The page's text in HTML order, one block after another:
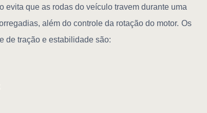
evita que as rodas do veículo travem durante uma
além do controle da rotação do motor. Os
de tração e estabilidade são: